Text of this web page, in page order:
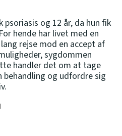
psoriasis og 12 år, da hun fik
hende har livet med en
rejse mod en accept af
sygdommen
handler det om at tage
behandling og udfordre sig